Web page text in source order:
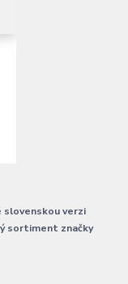
slovenskou verzi
sortiment značky